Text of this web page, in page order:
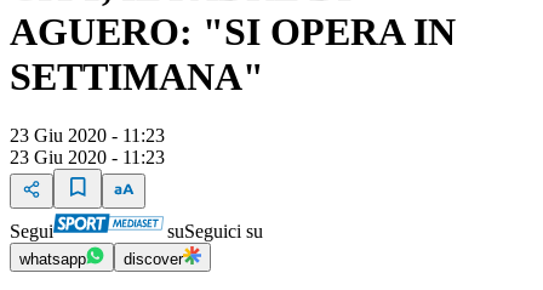
AGUERO: "SI OPERA IN
SETTIMANA"
23 Giu 2020 - 11:23
23 Giu 2020 - 11:23
Segui suSeguici su
whatsapp discover